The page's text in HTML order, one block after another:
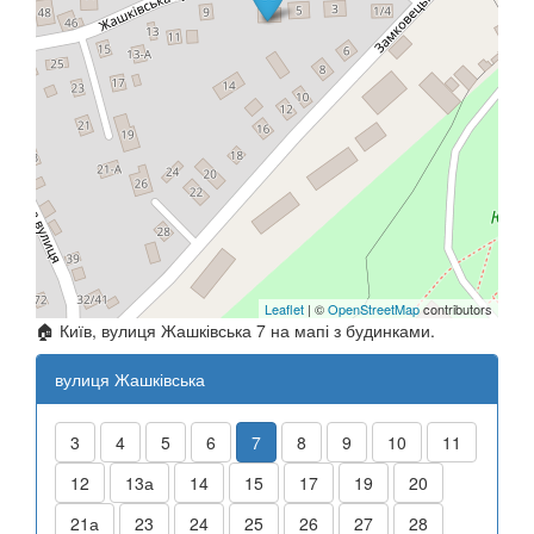
Leaflet | ©OpenStreetMapcontributors
🏠 Київ, вулиця Жашківська 7 на мапі з будинками.
вулиця Жашківська
3 4 5 6 7 8 9 10
11
12
13а 14 15 17 19
20
21а
23 24 25 26 27 28